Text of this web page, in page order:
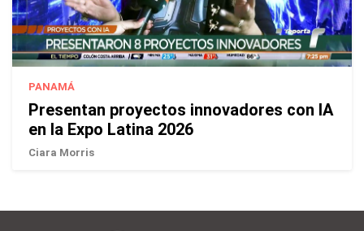
PANAMÁ
Presentan proyectos innovadores con IA
en la Expo Latina 2026
Ciara Morris